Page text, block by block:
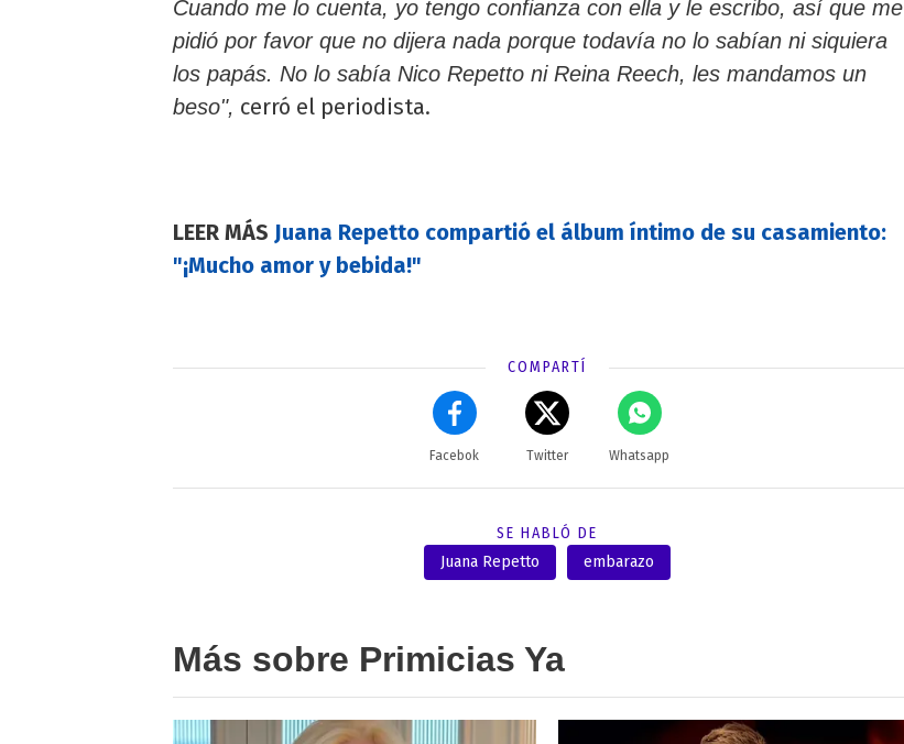
Cuando me lo cuenta, yo tengo confianza con ella y le escribo, así que me
pidió por favor que no dijera nada porque todavía no lo sabían ni siquiera
los papás. No lo sabía Nico Repetto ni Reina Reech, les mandamos un
beso", cerró el periodista.
LEER MÁS Juana Repetto compartió el álbum íntimo de su casamiento:
"¡Mucho amor y bebida!"
COMPARTÍ
Facebok Twitter Whatsapp
SE HABLÓ DE
Juana Repetto
embarazo
Más sobre Primicias Ya